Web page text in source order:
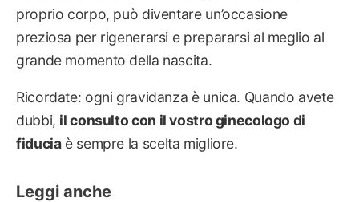
proprio corpo, può diventare un’occasione
preziosa per rigenerarsi e prepararsi al meglio al
grande momento della nascita.
Ricordate: ogni gravidanza è unica. Quando avete
dubbi, il consulto con il vostro ginecologo di
fiduciaè sempre la scelta migliore.
Leggi anche